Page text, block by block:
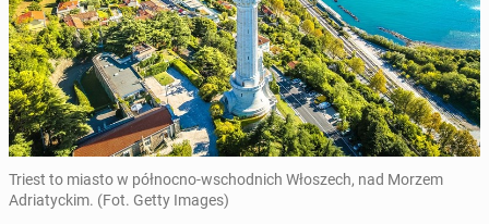
Triest to miasto w północno-wschodnich Włoszech, nad Morzem
Adriatyckim. (Fot. Getty Images)